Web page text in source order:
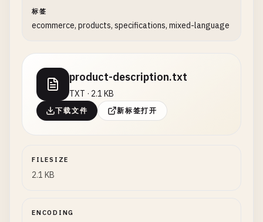
标签
ecommerce, products, specifications, mixed-language
product-description.txt
TXT · 2.1 KB
下载文件 新标签打开
FILESIZE
2.1 KB
ENCODING